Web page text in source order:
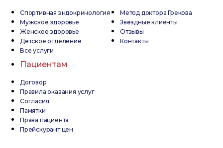
Спортивная эндокринология
Мужское здоровье
Женское здоровье
Детское отделение
Все услуги
Метод доктора Грекова
Звездные клиенты
Отзывы
Контакты
Пациентам
Договор
Правила оказания услуг
Согласия
Памятки
Права пациента
Прейскурант цен